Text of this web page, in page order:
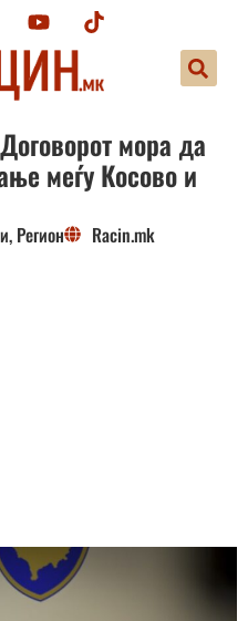
мора да
меѓу Косово и
, Регион Racin.mk